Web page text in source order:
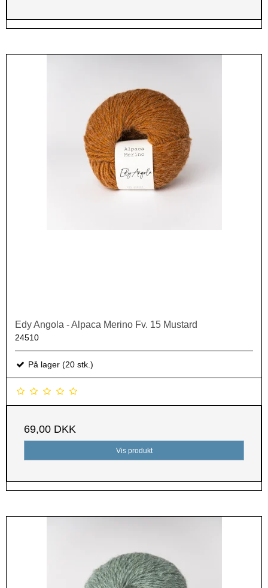
Edy Angola - Alpaca Merino Fv. 15 Mustard
24510
På lager (20 stk.)
69,00 DKK
Vis produkt